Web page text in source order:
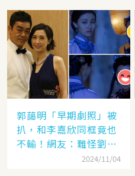
郭藹明「早期劇照」被
扒，和李嘉欣同框竟也
不輸！網友：難怪劉青
2024/11/04